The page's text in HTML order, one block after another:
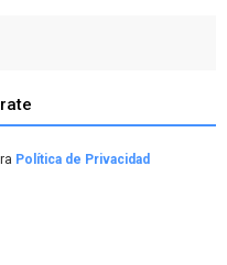
Política de Privacidad